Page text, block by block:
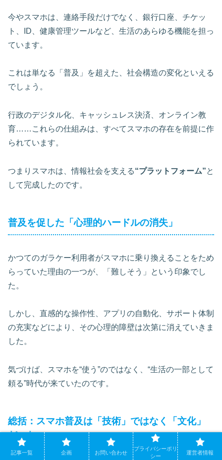
今やスマホは、連絡手段だけでなく、銀行口座、チケッ
ト、ID、健康管理ツールなど、生活のあらゆる機能を担っ
ています。
これは単なる「普及」を超えた、社会構造の変化といえる
でしょう。
行政のデジタル化、キャッシュレス決済、オンライン教
育……これらの仕組みは、すべてスマホの存在を前提に作
られています。
つまりスマホは、情報社会を支える“プラットフォーム”と
して完成したのです。
普及を促した「心理的ハードルの消失」
かつてのガラケー利用者がスマホに乗り換えることをため
らっていた理由の一つが、「難しそう」という印象でし
た。
しかし、直感的な操作性、アプリの自動化、サポート体制
の充実などにより、その心理的障壁は次第に消えていきま
した。
気づけば、スマホを“使う”のではなく、“生活の一部として
頼る”時代が来ていたのです。
総括：スマホ普及は「技術」ではなく「文化」
だった
記事一覧 企画 お問い合わせ
プライバシーポリ
シー
運営者情報